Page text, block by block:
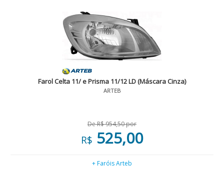
Farol Celta 11/ e Prisma 11/12 LD (Máscara Cinza)
ARTEB
De R$ 954,50 por
R$ 525,00
+ Faróis Arteb